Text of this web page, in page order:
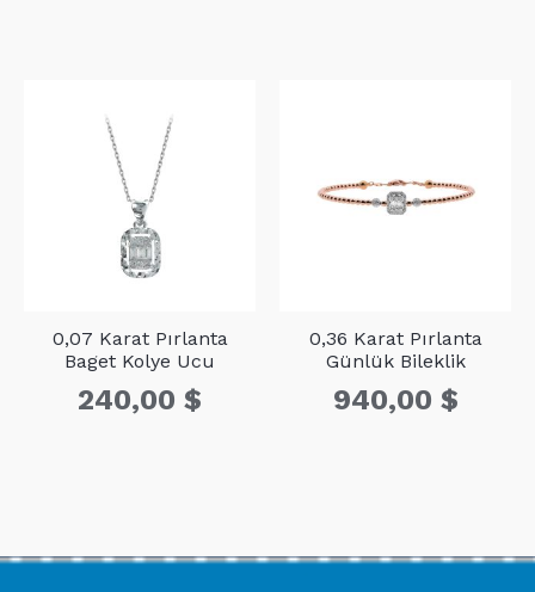
0,07 Karat Pırlanta
Baget Kolye Ucu
240,00 $
0,36 Karat Pırlanta
Günlük Bileklik
940,00 $